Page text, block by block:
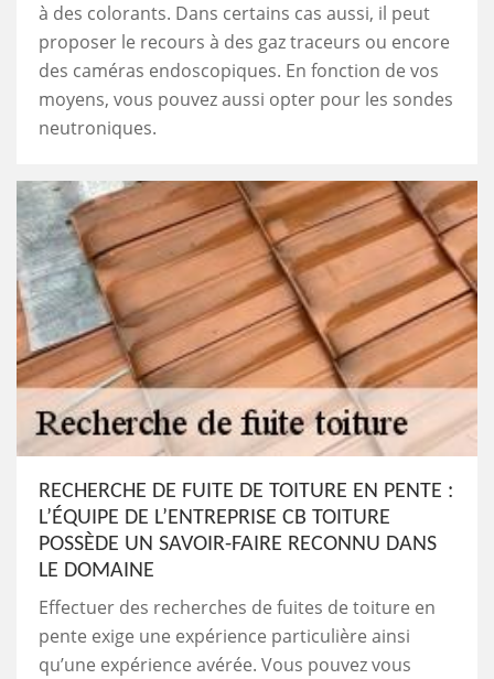
à des colorants. Dans certains cas aussi, il peut
proposer le recours à des gaz traceurs ou encore
des caméras endoscopiques. En fonction de vos
moyens, vous pouvez aussi opter pour les sondes
neutroniques.
RECHERCHE DE FUITE DE TOITURE EN PENTE :
L’ÉQUIPE DE L’ENTREPRISE CB TOITURE
POSSÈDE UN SAVOIR-FAIRE RECONNU DANS
LE DOMAINE
Effectuer des recherches de fuites de toiture en
pente exige une expérience particulière ainsi
qu’une expérience avérée. Vous pouvez vous